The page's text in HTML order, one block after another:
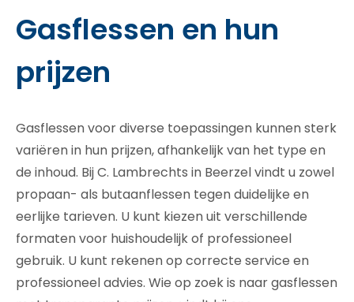
Gasflessen en hun
prijzen
Gasflessen voor diverse toepassingen kunnen sterk
variëren in hun prijzen, afhankelijk van het type en
de inhoud. Bij C. Lambrechts in Beerzel vindt u zowel
propaan- als butaanflessen tegen duidelijke en
eerlijke tarieven. U kunt kiezen uit verschillende
formaten voor huishoudelijk of professioneel
gebruik. U kunt rekenen op correcte service en
professioneel advies. Wie op zoek is naar gasflessen